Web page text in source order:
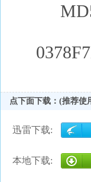
点下面下载：(推荐使
迅雷下载:
本地下载: